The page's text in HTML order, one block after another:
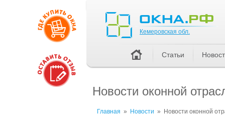
Новости оконной
Главная » Новости » Новости оконной
Кемеровская обл.
Статьи